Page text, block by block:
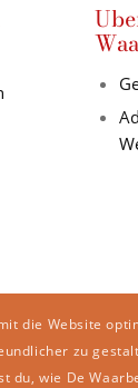
die Website
zu
du, wie De